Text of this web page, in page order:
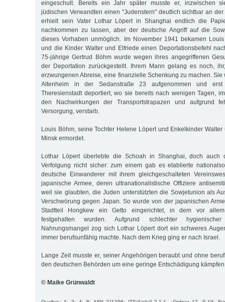
eingeschult. Bereits ein Jahr später musste er, inzwischen
jüdischen Verwandten einen "Judenstern" deutlich sichtbar an
erhielt sein Vater Lothar Löpert in Shanghai endlich die
nachkommen zu lassen, aber der deutsche Angriff auf die
dieses Vorhaben unmöglich. Im November 1941 bekamen
und die Kinder Walter und Elfriede einen Deportations­befehl
75-jährige Gertrud Böhm wurde wegen ihres angegriffenen
der Deportation zurückgestellt. Ihrem Mann gelang es noch,
erzwungenen Abreise, eine finanzielle Schenkung zu machen.
Altenheim in der Sedanstraße 23 aufgenommen und
Theresienstadt deportiert, wo sie bereits nach wenigen Tagen,
den Nachwirkungen der Transportstrapazen und aufgrund
Versorgung, verstarb.
Louis Böhm, seine Tochter Helene Löpert und Enkelkinder
Minsk ermordet.
Lothar Löpert überlebte die Schoah in Shanghai, doch auch
Verfolgung nicht sicher: zum einem gab es etablierte
deutsche Einwanderer mit ihrem gleichgeschalteten
japanische Armee, deren ultranationalistische Offiziere
weil sie glaubten, die Juden unterstützten die Sowjetunion als
Verschwörung gegen Japan. So wurde von der japanischen
Stadtteil Hongkew ein Getto eingerichtet, in dem vor
festgehalten wurden. Aufgrund schlechter
Nahrungsmangel zog sich Lothar Löpert dort ein schweres
immer berufsunfähig machte. Nach dem Krieg ging er nach Israel.
Lange Zeit musste er, seiner Angehörigen beraubt und ohne
den deutschen Behörden um eine geringe Entschädigung
© Maike Grünwaldt